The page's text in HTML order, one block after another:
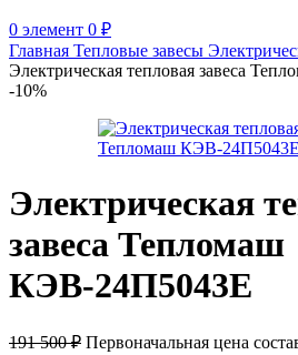
0 элемент 0 ₽
Главная Тепловые завесы
Электрическая тепловая завеса
-10%
Электрическая
завеса Тепломаш
КЭВ-24П5043Е
191 500₽ Первоначальная цена